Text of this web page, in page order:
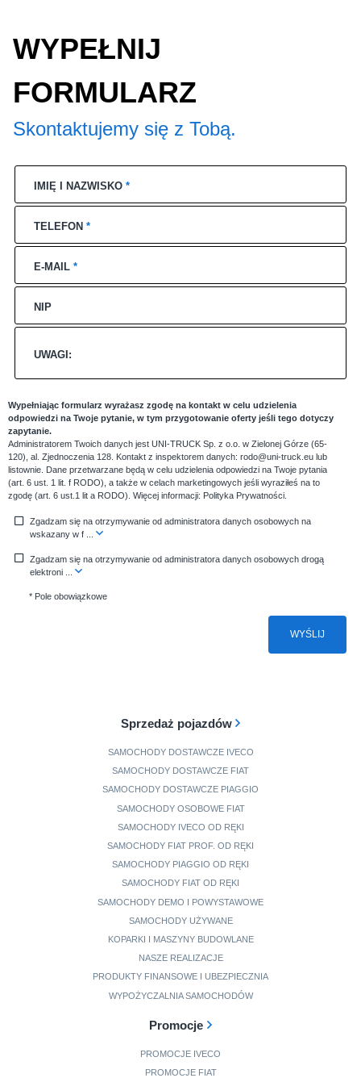
WYPEŁNIJ
FORMULARZ
Skontaktujemy się z Tobą.
IMIĘ I NAZWISKO *
TELEFON *
E-MAIL *
NIP
UWAGI:
Wypełniając formularz wyrażasz zgodę na kontakt w celu udzielenia
odpowiedzi na Twoje pytanie, w tym przygotowanie oferty jeśli tego dotyczy
zapytanie.
Administratorem Twoich danych jest UNI-TRUCK Sp. z o.o. w Zielonej Górze (65-
120), al. Zjednoczenia 128. Kontakt z inspektorem danych: rodo@uni-truck.eu lub
listownie. Dane przetwarzane będą w celu udzielenia odpowiedzi na Twoje pytania
(art. 6 ust. 1 lit. f RODO), a także w celach marketingowych jeśli wyraziłeś na to
zgodę (art. 6 ust.1 lit a RODO). Więcej informacji: Polityka Prywatności
Zgadzam się na otrzymywanie od administratora danych osobowych na
wskazany w f
Zgadzam się na otrzymywanie od administratora danych osobowych drogą
elektroni
* Pole obowiązkowe
WYŚLIJ
Sprzedaż pojazdów
SAMOCHODY DOSTAWCZE IVECO
SAMOCHODY DOSTAWCZE FIAT
SAMOCHODY DOSTAWCZE PIAGGIO
SAMOCHODY OSOBOWE FIAT
SAMOCHODY IVECO OD RĘKI
SAMOCHODY FIAT PROF. OD RĘKI
SAMOCHODY PIAGGIO OD RĘKI
SAMOCHODY FIAT OD RĘKI
SAMOCHODY DEMO I POWYSTAWOWE
SAMOCHODY UŻYWANE
KOPARKI I MASZYNY BUDOWLANE
NASZE REALIZACJE
PRODUKTY FINANSOWE I UBEZPIECZNIA
WYPOŻYCZALNIA SAMOCHODÓW
Promocje
PROMOCJE IVECO
PROMOCJE FIAT